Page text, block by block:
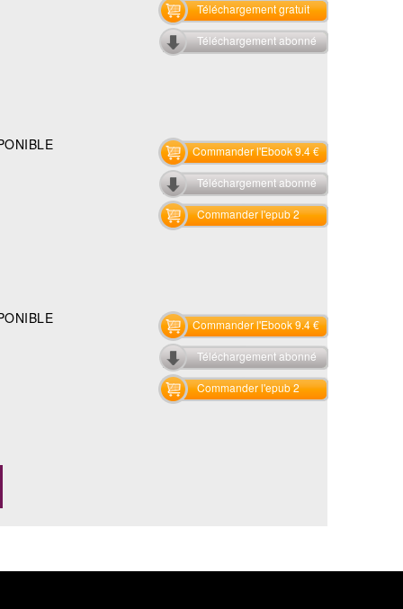
Téléchargement gratuit
Téléchargement abonné
Commander l'Ebook 9.4 €
Téléchargement abonné
Commander l'epub 2
Commander l'Ebook 9.4 €
Téléchargement abonné
Commander l'epub 2